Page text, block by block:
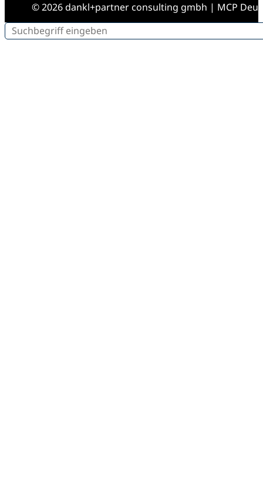
© 2026 dankl+partner consulting gmbh | MCP